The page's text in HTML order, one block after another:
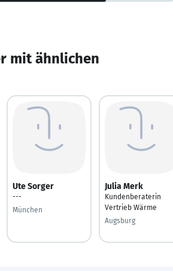
mit ähnlichen
Ute Sorger
---
München
Julia Merk
Kundenberaterin
Vertrieb Wärme
Augsburg